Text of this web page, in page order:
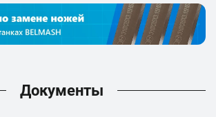
Документы